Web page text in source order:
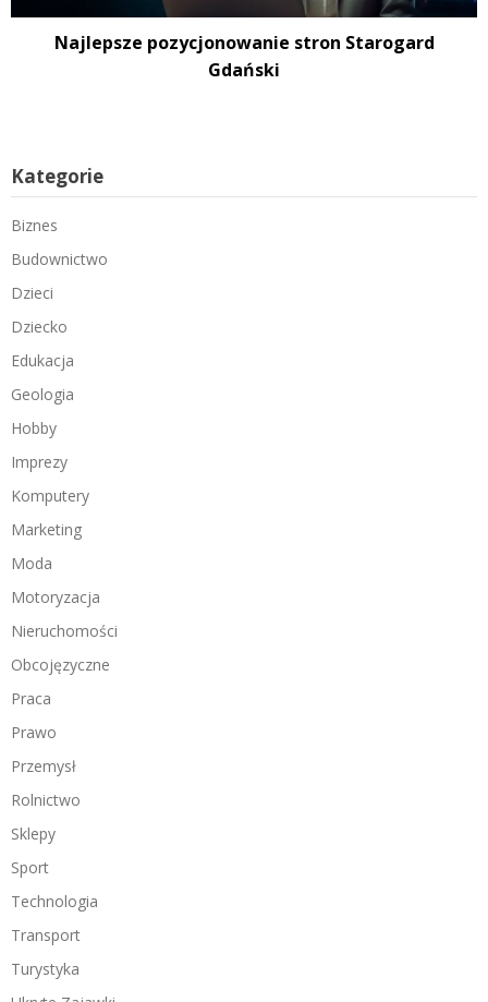
Najlepsze pozycjonowanie stron Starogard
Gdański
Kategorie
Biznes
Budownictwo
Dzieci
Dziecko
Edukacja
Geologia
Hobby
Imprezy
Komputery
Marketing
Moda
Motoryzacja
Nieruchomości
Obcojęzyczne
Praca
Prawo
Przemysł
Rolnictwo
Sklepy
Sport
Technologia
Transport
Turystyka